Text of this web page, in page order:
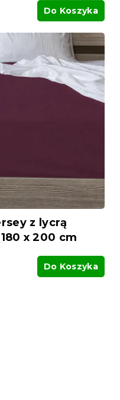
Do Koszyka
z lycrą
x 200 cm
Do Koszyka